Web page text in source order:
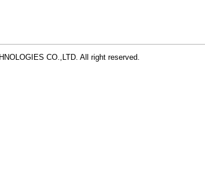
CO.,LTD. All right reserved.